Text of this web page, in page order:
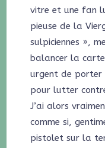
vitre et une fan
pieuse de la
sulpiciennes »,
balancer la
urgent de
pour lutter
J’ai alors
comme si,
pistolet sur la